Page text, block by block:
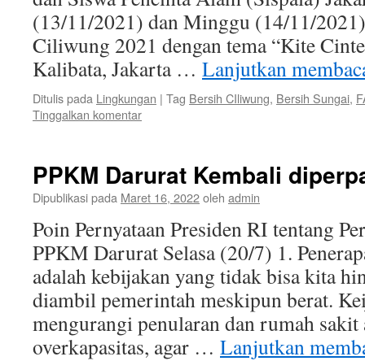
(13/11/2021) dan Minggu (14/11/
Ciliwung 2021 dengan tema “Kite
Kalibata, Jakarta … Lanjutkan
Ditulis pada Lingkungan | Tag Bersih CIliwung, Bersih Sungai,
Tinggalkan komentar
PPKM Darurat Kembali
Dipublikasi pada Maret 16, 2022oleh admin
Poin Pernyataan Presiden RI tentang
PPKM Darurat Selasa (20/7) 1.
adalah kebijakan yang tidak bisa kita
diambil pemerintah meskipun berat.
mengurangi penularan dan rumah sakit
overkapasitas, agar … Lanjutkan